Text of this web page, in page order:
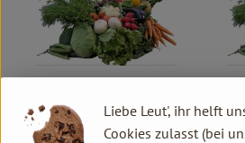
Über uns
ErlebenWas ist drin?Liebe Leut', ihr helft
Cookies zulasst (bei